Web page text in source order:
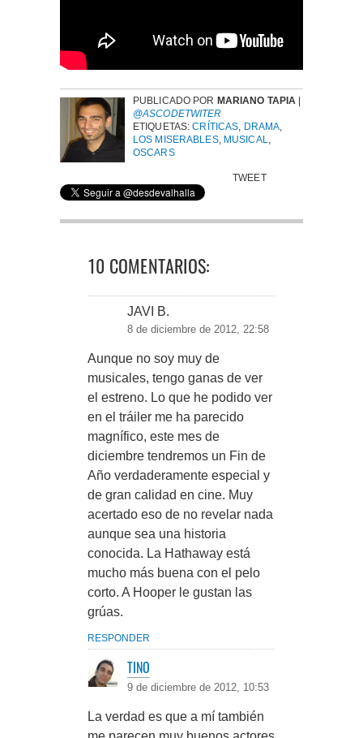
PUBLICADO POR MARIANO TAPIA
@ASCODETWITER
ETIQUETAS:CRÍTICAS, DRAMA,
LOS MISERABLES, MUSICAL,
OSCARS
TWEET
10 COMENTARIOS:
JAVI B.
8 de diciembre de 2012, 22:58
Aunque no soy muy de
musicales, tengo ganas de ver
el estreno. Lo que he podido ver
en el tráiler me ha parecido
magnífico, este mes de
diciembre tendremos un Fin de
Año verdaderamente especial y
de gran calidad en cine. Muy
acertado eso de no revelar nada
aunque sea una historia
conocida. La Hathaway está
mucho más buena con el pelo
corto. A Hooper le gustan las
grúas.
RESPONDER
TINO
9 de diciembre de 2012, 10:53
La verdad es que a mí también